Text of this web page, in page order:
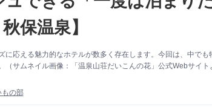
保温泉】
に応える魅力的なホテルが数多く存在します。今回は、中で
（サムネイル画像：「温泉山荘だいこんの花」公式Webサイト
もの部